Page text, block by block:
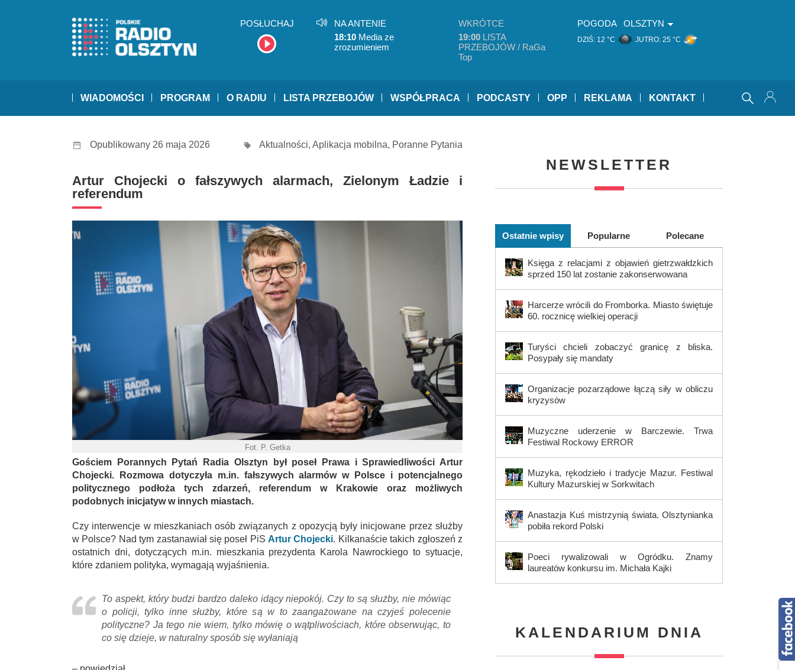
POSŁUCHAJ
NA ANTENIE
18:10 Media ze
zrozumieniem
WKRÓTCE
19:00 LISTA
PRZEBOJÓW / RaGa
Top
POGODA OLSZTYN
DZIŚ: 12 °C JUTRO: 25 °C
WIADOMOŚCI PROGRAM O RADIU LISTA PRZEBOJÓW WSPÓŁPRACA PODCASTY OPP REKLAMA KONTAKT
Opublikowany 26 maja 2026 Aktualności, Aplikacja mobilna, Poranne Pytania
Artur Chojecki o fałszywych alarmach, Zielonym Ładzie i
referendum
Fot. P. Getka
Gościem Porannych Pytań Radia Olsztyn był poseł Prawa i Sprawiedliwości Artur
Chojecki. Rozmowa dotyczyła m.in. fałszywych alarmów w Polsce i potencjalnego
politycznego podłoża tych zdarzeń, referendum w Krakowie oraz możliwych
podobnych inicjatyw w innych miastach.
Czy interwencje w mieszkaniach osób związanych z opozycją były inicjowane przez służby
w Polsce? Nad tym zastanawiał się poseł PiSArtur Chojecki. Kilkanaście takich zgłoszeń z
ostatnich dni, dotyczących m.in. mieszkania prezydenta Karola Nawrockiego to sytuacje,
które zdaniem polityka, wymagają wyjaśnienia.
To aspekt, który budzi bardzo daleko idący niepokój. Czy to są służby, nie mówiąc
o policji, tylko inne służby, które są w to zaangażowane na czyjeś polecenie
polityczne? Ja tego nie wiem, tylko mówię o wątpliwościach, które obserwując, to
co się dzieje, w naturalny sposób się wyłaniają
NEWSLETTER
Ostatnie wpisy Popularne Polecane
Księga z relacjami z objawień gietrzwałdzkich
sprzed 150 lat zostanie zakonserwowana
Harcerze wrócili do Fromborka. Miasto świętuje
60. rocznicę wielkiej operacji
Turyści chcieli zobaczyć granicę z bliska.
Posypały się mandaty
Organizacje pozarządowe łączą siły w obliczu
kryzysów
Muzyczne uderzenie w Barczewie. Trwa
Festiwal Rockowy ERROR
Muzyka, rękodzieło i tradycje Mazur. Festiwal
Kultury Mazurskiej w Sorkwitach
Anastazja Kuś mistrzynią świata. Olsztynianka
pobiła rekord Polski
Poeci rywalizowali w Ogródku. Znamy
laureatów konkursu im. Michała Kajki
KALENDARIUM DNIA